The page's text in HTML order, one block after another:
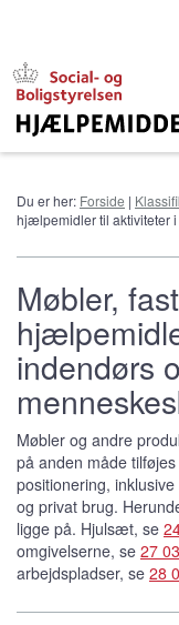
Du er her: Forside |
hjælpemidler til aktiviteter
Møbler,
indendørs
Møbler og andre
på anden måde
positionering,
og privat brug.
ligge på. Hjulsæt, se
omgivelserne, se 27 03
arbejdspladser, se 28